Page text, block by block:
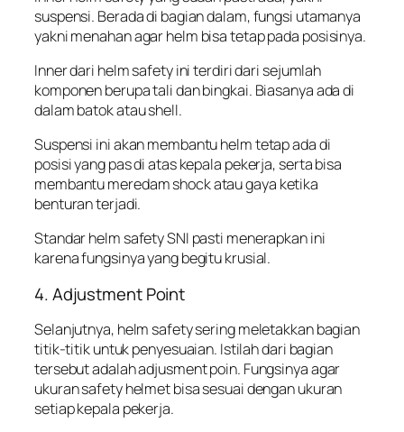
suspensi. Berada di bagian dalam, fungsi utamanya
yakni menahan agar helm bisa tetap pada posisinya.
Inner dari helm safety ini terdiri dari sejumlah
komponen berupa tali dan bingkai. Biasanya ada di
dalam batok atau shell.
Suspensi ini akan membantu helm tetap ada di
posisi yang pas di atas kepala pekerja, serta bisa
membantu meredam shock atau gaya ketika
benturan terjadi.
Standar helm safety SNI pasti menerapkan ini
karena fungsinya yang begitu krusial.
4. Adjustment Point
Selanjutnya, helm safety sering meletakkan bagian
titik-titik untuk penyesuaian. Istilah dari bagian
tersebut adalah adjusment poin. Fungsinya agar
ukuran safety helmet bisa sesuai dengan ukuran
setiap kepala pekerja.